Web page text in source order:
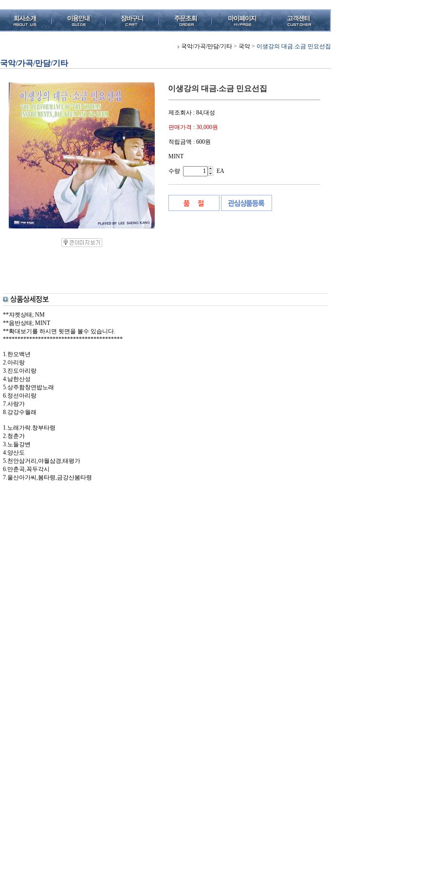
국악/가곡/만담/기타 > 국악 > 이생강의 대금.소금 민요선집
국악/가곡/만담/기타
이생강의 대금.소금 민요선집
제조회사 : 84,대성
판매가격 : 30,000원
적립금액 : 600원
MINT
수량 EA
**쟈켓상태; NM
**음반상태; MINT
**확대보기를 하시면 뒷면을 볼수 있습니다.
*****************************************
1.한오백년
2.아리랑
3.진도아리랑
4.남한산성
5.상주함창연밥노래
6.정선아리랑
7.사랑가
8.강강수월래
1.노래가락.창부타령
2.청춘가
3.노들강변
4.양산도
5.천안삼거리,야월삼경,태평가
6.만춘곡,꼭두각시
7.울산아가씨,봄타령,금강산봄타령